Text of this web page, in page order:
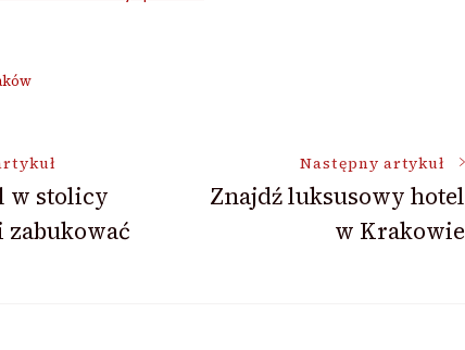
w stolicy
zabukować
Następny artykuł
Znajdź luksusowy hotel
w Krakowie